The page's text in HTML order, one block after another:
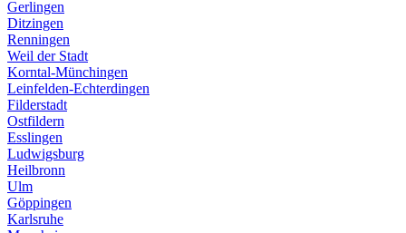
Gerlingen
Ditzingen
Renningen
Weil der Stadt
Korntal-Münchingen
Leinfelden-Echterdingen
Filderstadt
Ostfildern
Esslingen
Ludwigsburg
Heilbronn
Ulm
Göppingen
Karlsruhe